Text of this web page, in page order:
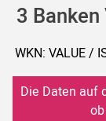
3
WKN: VALUE /
Die Daten auf